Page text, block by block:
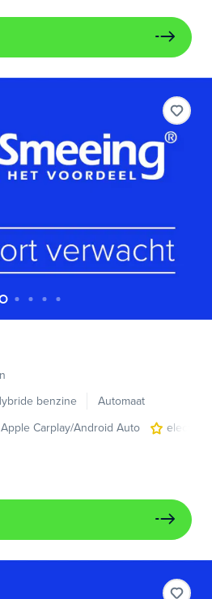
benzine
Automaat
Apple Carplay/Android Auto